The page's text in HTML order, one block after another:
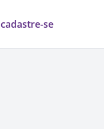
cadastre-se